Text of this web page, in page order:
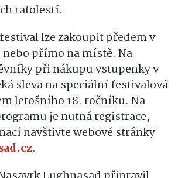
ratolestí.
lze zakoupit předem v
přímo na místě. Na
při nákupu vstupenky v
sleva na speciální festivalová
letošního 18. ročníku. Na
je nutná registrace,
navštivte webové stránky
.